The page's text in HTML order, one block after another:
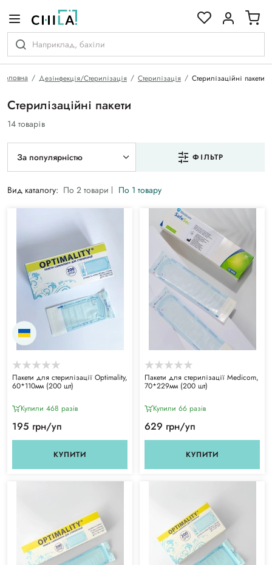
Головна Дезінфекція/Стерилізація Стерилізація Стерилізаційні пакети
Стерилізаційні пакети
14 товарів
За популярністю ФІЛЬТР
Вид каталогу: По 2 товари По 1 товару
Пакети для стерилізації Optimality,
60*110мм (200 шт)
Купили 468 разiв
195 грн/уп
КУПИТИ
Пакети для стерилізації Medicom,
70*229мм (200 шт)
Купили 66 разiв
629 грн/уп
КУПИТИ
гамі